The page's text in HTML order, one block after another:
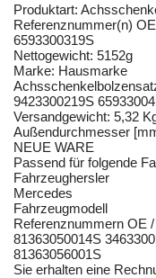
Produktart:
Referenznummer(n)
6593300319S
Nettogewicht: 5152g
Marke: Hausmarke
9423300219S
Versandgewicht: 5,32
Außendurchmesser
NEUE WARE
Passend für folgende
Fahrzeughersler
Mercedes
Fahrzeugmodell
Referenznummern OE
81363050014S
81363056001S
Sie erhalten eine